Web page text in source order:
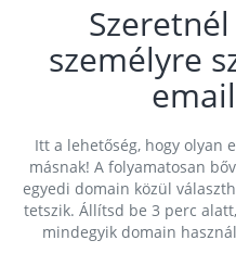
személyre
Itt a lehetőség, hogy olyan
másnak! A folyamatosan
egyedi domain közül
tetszik. Állítsd be 3 perc
mindegyik domain